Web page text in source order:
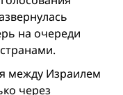
на очереди
между Израилем
через